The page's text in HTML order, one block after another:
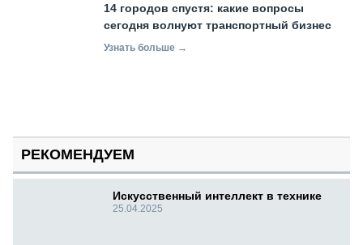
14 городов спустя: какие вопросы
сегодня волнуют транспортный бизнес
Узнать больше →
РЕКОМЕНДУЕМ
Искусственный интеллект в технике
25.04.2025